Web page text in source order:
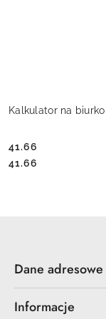
Kalkulator na
Cena:
41.66
Cena:
41.66
Dane adresowe
Informacje